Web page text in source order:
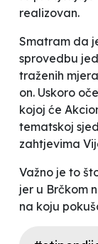
realizovan.
Smatram da
sprovedbu
traženih
on. Uskoro
kojoj će
tematskoj
zahtjevima
Važno je to
jer u Brčkom
na koju